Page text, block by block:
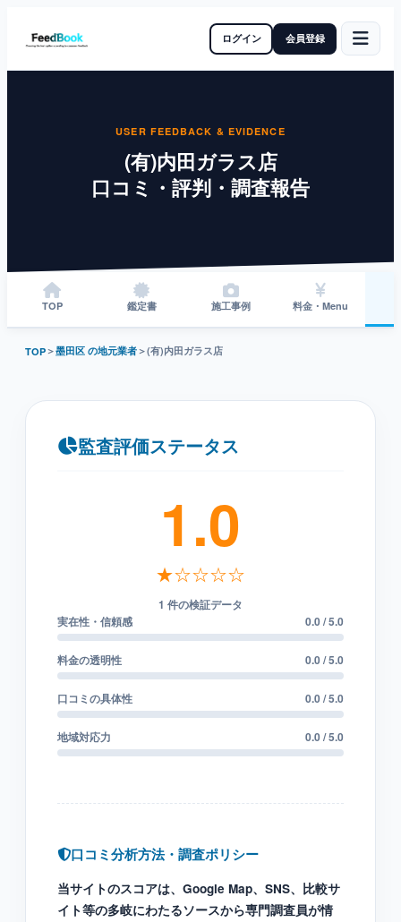
ログイン 会員登録
USER FEEDBACK & EVIDENCE
(有)内田ガラス店
口コミ・評判・調査報告
TOP 鑑定書 施工事例 料金・Menu
TOP＞墨田区 の地元業者＞(有)内田ガラス店
監査評価ステータス
1.0
★☆☆☆☆
1 件の検証データ
実在性・信頼感
0.0 / 5.0
料金の透明性 0.0 / 5.0
口コミの具体性 0.0 / 5.0
地域対応力 0.0 / 5.0
口コミ分析方法・調査ポリシー
当サイトのスコアは、Google Map、SNS、比較サ
イト等の多岐にわたるソースから専門調査員が情